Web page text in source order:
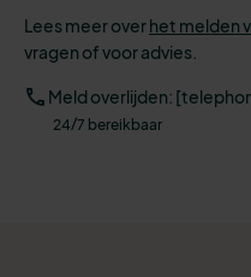
Lees meer overhet melden
vragen of voor advies.
Meld overlijden:
24/7 bereikbaar